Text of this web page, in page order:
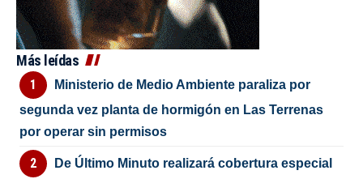
Más leídas
Ministerio de Medio Ambiente paraliza por
segunda vez planta de hormigón en Las Terrenas
por operar sin permisos
De Último Minuto realizará cobertura especial